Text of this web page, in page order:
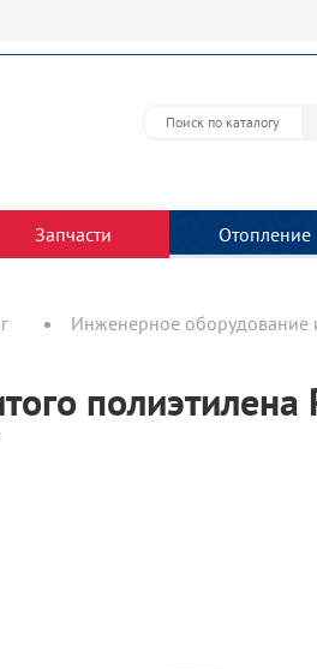
Запчасти Отопление
Инженерное оборудование